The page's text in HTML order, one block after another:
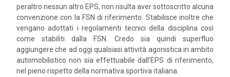
peraltro nessun altro EPS, non risulta aver sottoscritto alcuna
convenzione con la FSN di riferimento. Stabilisce inoltre che
vengano adottati i regolamenti tecnici della disciplina così
come stabiliti dalla FSN. Credo sia quindi superfluo
aggiungere che ad oggi qualsiasi attività agonistica in ambito
automobilistico non sia effettuabile dall’EPS di riferimento,
nel pieno rispetto della normativa sportiva italiana.